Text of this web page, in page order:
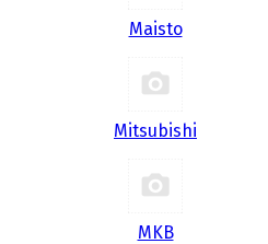
Maisto
Mitsubishi
MKB